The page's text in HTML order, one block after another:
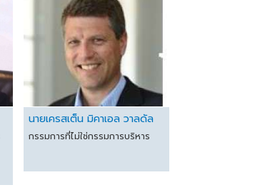
นายเครสเต็น มิคาเอล วาลดัล
กรรมการที่ไม่ใช่กรรมการบริหาร